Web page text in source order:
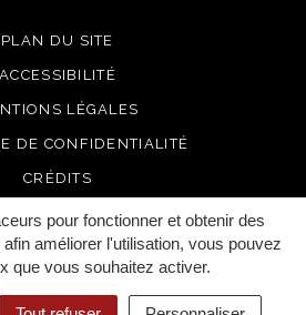
pour fonctionner et obtenir des
améliorer l'utilisation, vous pouvez
que vous souhaitez activer.
PLAN DU SITE
ACCESSIBILITÉ
LÉGALES
DE CONFIDENTIALITÉ
CRÉDITS